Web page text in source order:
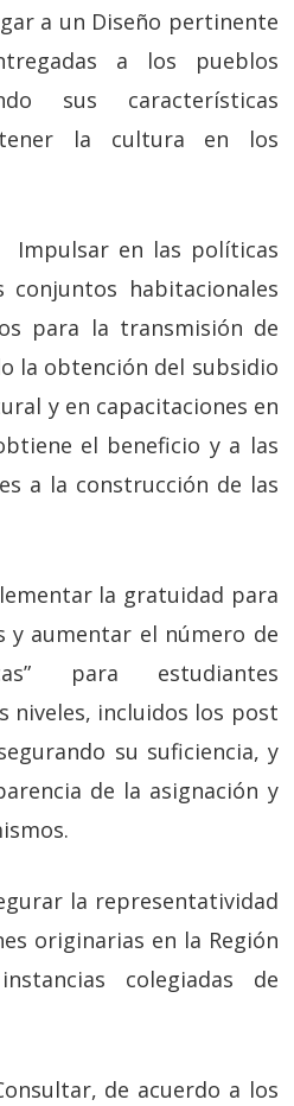
Diseño pertinente
a los pueblos
sus características
la cultura en los
en las políticas
conjuntos habitacionales
para la transmisión de
la obtención del subsidio
y en capacitaciones en
el beneficio y a las
a la construcción de las
la gratuidad para
y aumentar el número de
para estudiantes
niveles, incluidos los post
su suficiencia, y
de la asignación y
representatividad
originarias en la Región
colegiadas de
de acuerdo a los